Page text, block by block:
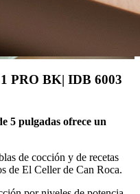
PRO BK| IDB 6003
5 pulgadas ofrece un
de cocción y de recetas
de El Celler de Can Roca.